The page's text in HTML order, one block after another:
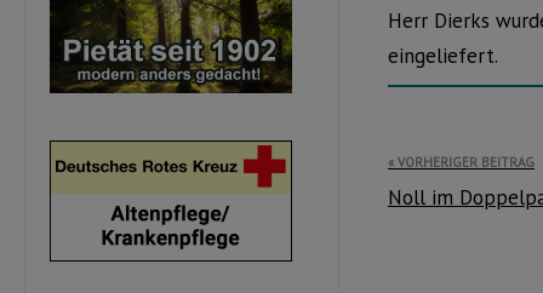
Herr Dierks
eingeliefert.
VORHERIGER BEITRAG
Noll im